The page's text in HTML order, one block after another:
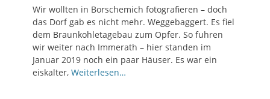
Wir wollten in Borschemich fotografieren – doch
das Dorf gab es nicht mehr. Weggebaggert. Es fiel
dem Braunkohletagebau zum Opfer. So fuhren
wir weiter nach Immerath – hier standen im
Januar 2019 noch ein paar Häuser. Es war ein
eiskalter, Weiterlesen…